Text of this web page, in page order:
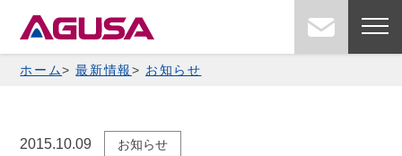
content
ホーム 最新情報 お知らせ
2015.10.09 お知らせ